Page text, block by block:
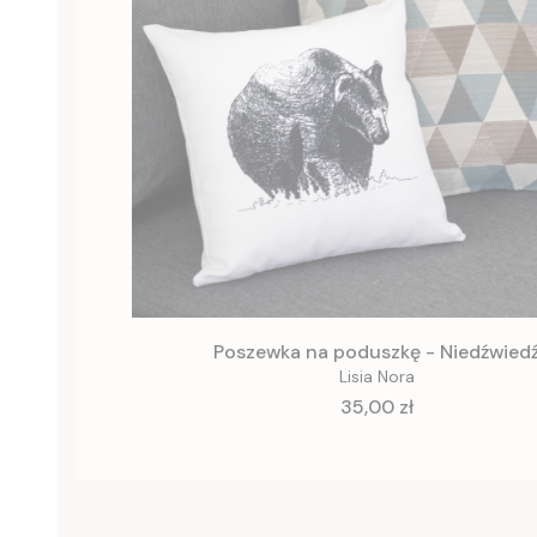
Poszewka na poduszkę -
Lisia Nora
Cena
35,00 zł